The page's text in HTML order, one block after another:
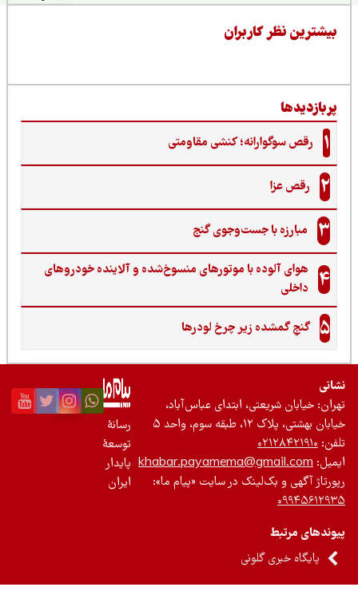
نظر کاربران
رقص سوگوارانه؛ کنشی مقاومتی
رقص عزا
مبارزه با جست‌وجوی گنج‌
هوای آلوده با موتورهای منسوخ‌شده و آلاینده خودروهای
داخلی
گنجِ گمشده زیر چرخ لودرها
خیابان شریعتی، ابتدای عباس‌آباد،
بهشتی، پلاک ۱۲، طبقه سوم، واحد ۵
۰۲۱۲۸۴۲۱۹۱۰
khabar.payamema@gmail.com
آگهی و بک‌لینک در سایت «پیام ما»:
مرتبط
پایگاه خبری گلونی
رسانۀ
توسعۀ
پایدار
ایران